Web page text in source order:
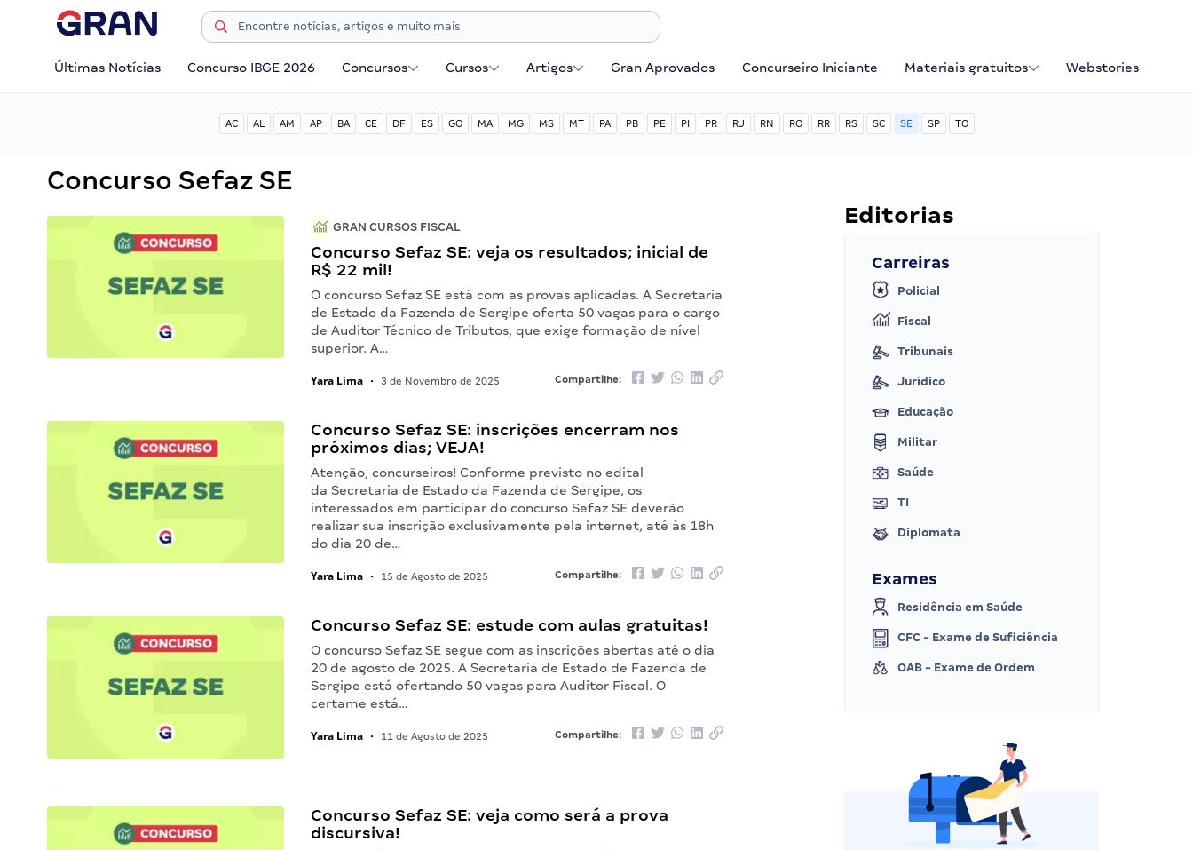
Últimas Notícias Concurso IBGE 2026 Concursos Cursos Artigos Gran Aprovados Concurseiro Iniciante Materiais gratuitos Webstories
AC AL AM AP BA CE DF ES GO MA MG MS MT PA PB PE PI PR RJ RN RO RR RS SC SE SP TO
Concurso Sefaz SE
GRAN CURSOS FISCAL
Concurso Sefaz SE: veja os resultados; inicial de
R$ 22 mil!
O concurso Sefaz SE está com as provas aplicadas. A Secretaria
de Estado da Fazenda de Sergipe oferta 50 vagas para o cargo
de Auditor Técnico de Tributos, que exige formação de nível
superior. A…
Yara Lima • 3 de Novembro de 2025 Compartilhe:
Concurso Sefaz SE: inscrições encerram nos
próximos dias; VEJA!
Atenção, concurseiros! Conforme previsto no edital
da Secretaria de Estado da Fazenda de Sergipe, os
interessados em participar do concurso Sefaz SE deverão
realizar sua inscrição exclusivamente pela internet, até às 18h
do dia 20 de…
Yara Lima • 15 de Agosto de 2025 Compartilhe:
Concurso Sefaz SE: estude com aulas gratuitas!
O concurso Sefaz SE segue com as inscrições abertas até o dia
20 de agosto de 2025. A Secretaria de Estado de Fazenda de
Sergipe está ofertando 50 vagas para Auditor Fiscal. O
certame está…
Yara Lima • 11 de Agosto de 2025 Compartilhe:
Concurso Sefaz SE: veja como será a prova
discursiva!
Editorias
Carreiras
Policial
Fiscal
Tribunais
Jurídico
Educação
Militar
Saúde
TI
Diplomata
Exames
Residência em Saúde
CFC - Exame de Suficiência
OAB - Exame de Ordem